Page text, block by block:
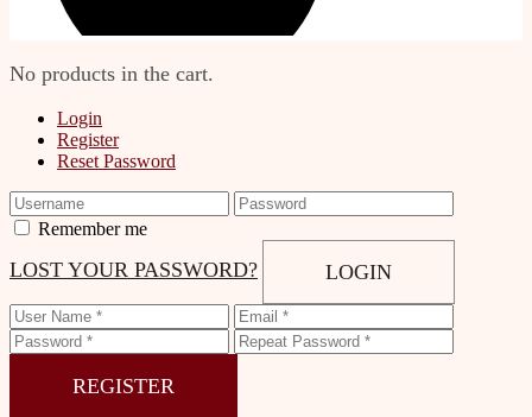
No products in the cart.
Login
Register
Reset Password
Remember me
LOST YOUR PASSWORD? LOGIN
REGISTER